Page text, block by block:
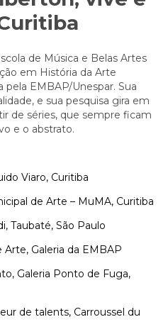
de Música e Belas Artes
em História da Arte
EMBAP/Unespar. Sua
e sua pesquisa gira em
de séries, que sempre ficam
e o abstrato.
Viaro, Curitiba
de Arte – MuMA, Curitiba
Taubaté, São Paulo
Arte, Galeria da EMBAP
Galeria Ponto de Fuga,
de talents, Carroussel du